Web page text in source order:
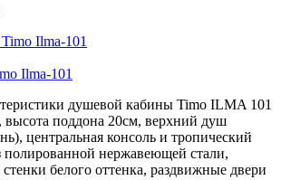
Ilma-101
душевой кабины Timo ILMA 101
высота поддона 20см, верхний душ
центральная консоль и тропический
нержавеющей стали,
белого оттенка, раздвижные двери